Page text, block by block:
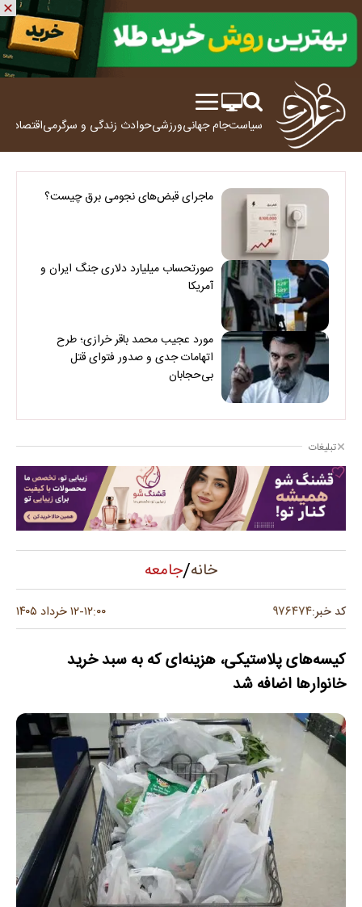
سیاستجام جهانیورزشیحوادث زندگی و سرگرمیاقتصاد
ماجرای قبض‌های نجومی برق چیست؟
صورتحساب میلیارد دلاری جنگ ایران و
آمریکا
مورد عجیب محمد باقر خرازی؛ طرح
اتهامات جدی و صدور فتوای قتل
بی‌حجابان
تبلیغات
خانه/جامعه
کد خبر:۹۷۶۴۷۴ ۱۲:۰۰-۱۲ خرداد ۱۴۰۵
کیسه‌های پلاستیکی، هزینه‌ای که به سبد خرید
خانوار‌ها اضافه شد